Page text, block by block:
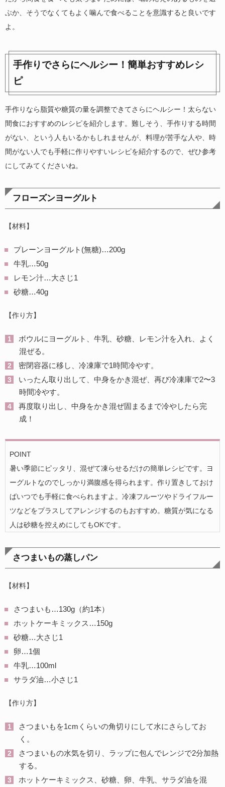
ぶか、そうでなくてもよく噛んで食べることを意識すると良いです
よ。
手作りでさらにヘルシー！簡単おすすめレシ
ピ
手作りなら脂質や糖質の量を調整できてさらにヘルシー！太らない
間食におすすめのレシピを紹介します。難しそう、手作りする時間
がない、という人もいるかもしれませんが、料理が苦手な人や、時
間がない人でも手軽に作りやすいレシピを紹介するので、ぜひ参考
にしてみてくださいね。
フローズンヨーグルト
【材料】
プレーンヨーグルト(無糖)…200g
牛乳…50g
レモン汁…大さじ1
砂糖…40g
【作り方】
ボウルにヨーグルト、牛乳、砂糖、レモン汁を入れ、よく
混ぜる。
密閉容器に移し、冷凍庫で1時間冷やす。
いったん取り出して、中身をかき混ぜ、再び冷凍庫で2〜3
時間冷やす。
再度取り出し、中身をかき混ぜ固まるまで冷やしたら完
成！
POINT
暑い季節にピッタリ、混ぜて凍らせるだけの簡単レシピです。ヨ
ーグルトなのでしっかり満腹感を得られます。作り置きしておけ
ばいつでも手軽に食べられますよ。冷凍フルーツやドライフルー
ツなどをプラスしてアレンジするのもおすすめ。糖質が気になる
人は砂糖を控えめにしてもOKです。
さつまいもの蒸しパン
【材料】
さつまいも…130g（約1本）
ホットケーキミックス…150g
砂糖…大さじ1
卵…1個
牛乳…100ml
サラダ油…小さじ1
【作り方】
さつまいもを1cmくらいの角切りにして水にさらしてお
く。
さつまいもの水気を切り、ラップに包んでレンジで2分加熱
する。
ホットケーキミックス、砂糖、卵、牛乳、サラダ油を混